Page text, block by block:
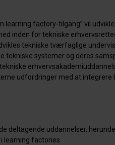
learning factory-tilgang” vil
inden for tekniske
tekniske tværfaglige
tekniske systemer og deres
udfordringer med at
deltagende uddannelser,
learning factories